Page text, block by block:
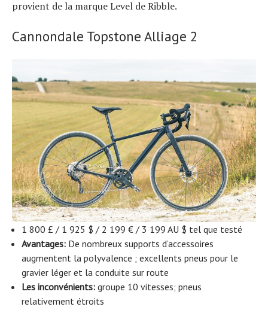
provient de la marque Level de Ribble.
Cannondale Topstone Alliage 2
1 800 £ / 1 925 $ / 2 199 € / 3 199 AU $ tel que testé
Avantages: De nombreux supports d’accessoires
augmentent la polyvalence ; excellents pneus pour le
gravier léger et la conduite sur route
Les inconvénients: groupe 10 vitesses; pneus
relativement étroits